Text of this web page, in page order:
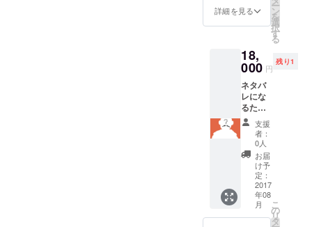
で、泣
す **
わたし
の恥ず
かしい
絵、
買って
くださ
い **
正直、
売れ
残って
ほしい
と思っ
てい
る。マ
ジで
の原画
（線
画）を
たしま
す。 ま
だマン
ガの骨
子も決
まって
ない段
階で描
かれた
ものな
ので、
実際の
マンガ
では擬
人化松
山城の
詳細を見る ー
ン
を
選
択
す
る
18,
000 円
残り1
ネタバ
レにな
るため
正体の
明かせ
ない
キャラ
になる
ことが
できる
権利で
す。 *
男性で
支援
者：
0人
お届
け予
定：
2017
年08
月
こ
の
リ
タ